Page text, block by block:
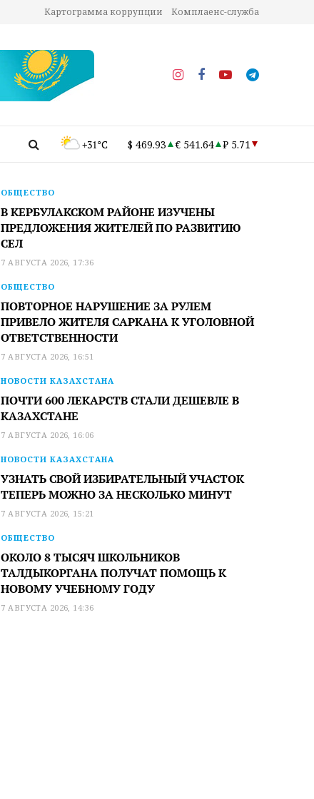
Картограмма коррупции Комплаенс-служба
+31°C $ 469.93 € 541.64 ₽ 5.71
ОБЩЕСТВО
В КЕРБУЛАКСКОМ РАЙОНЕ ИЗУЧЕНЫ
ПРЕДЛОЖЕНИЯ ЖИТЕЛЕЙ ПО РАЗВИТИЮ
СЕЛ
7 АВГУСТА 2026, 17:36
ОБЩЕСТВО
ПОВТОРНОЕ НАРУШЕНИЕ ЗА РУЛЕМ
ПРИВЕЛО ЖИТЕЛЯ САРКАНА К УГОЛОВНОЙ
ОТВЕТСТВЕННОСТИ
7 АВГУСТА 2026, 16:51
НОВОСТИ КАЗАХСТАНА
ПОЧТИ 600 ЛЕКАРСТВ СТАЛИ ДЕШЕВЛЕ В
КАЗАХСТАНЕ
7 АВГУСТА 2026, 16:06
НОВОСТИ КАЗАХСТАНА
УЗНАТЬ СВОЙ ИЗБИРАТЕЛЬНЫЙ УЧАСТОК
ТЕПЕРЬ МОЖНО ЗА НЕСКОЛЬКО МИНУТ
7 АВГУСТА 2026, 15:21
ОБЩЕСТВО
ОКОЛО 8 ТЫСЯЧ ШКОЛЬНИКОВ
ТАЛДЫКОРГАНА ПОЛУЧАТ ПОМОЩЬ К
НОВОМУ УЧЕБНОМУ ГОДУ
7 АВГУСТА 2026, 14:36